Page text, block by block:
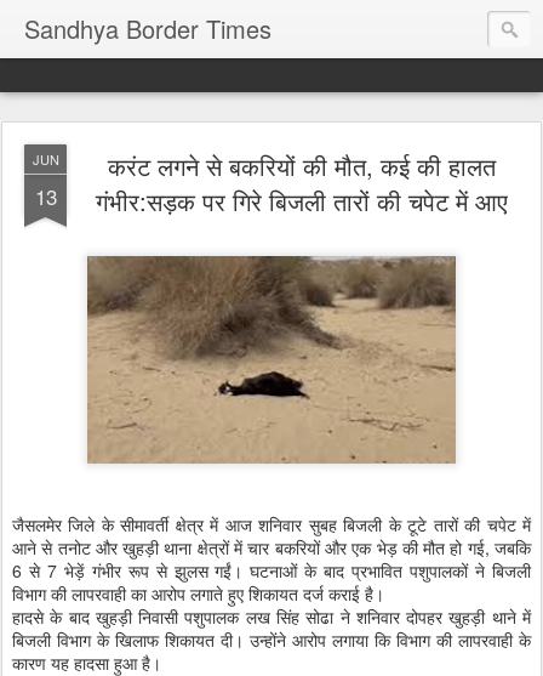
Sandhya Border Times
JUN
13
करंट लगने से बकरियों की मौत, कई की हालत
गंभीर:सड़क पर गिरे बिजली तारों की चपेट में आए
जैसलमेर जिले के सीमावर्ती क्षेत्र में आज शनिवार सुबह बिजली के टूटे तारों की चपेट में
आने से तनोट और खुहड़ी थाना क्षेत्रों में चार बकरियों और एक भेड़ की मौत हो गई, जबकि
6 से 7 भेड़ें गंभीर रूप से झुलस गईं। घटनाओं के बाद प्रभावित पशुपालकों ने बिजली
विभाग की लापरवाही का आरोप लगाते हुए शिकायत दर्ज कराई है।
हादसे के बाद खुहड़ी निवासी पशुपालक लख सिंह सोढा ने शनिवार दोपहर खुहड़ी थाने में
बिजली विभाग के खिलाफ शिकायत दी। उन्होंने आरोप लगाया कि विभाग की लापरवाही के
कारण यह हादसा हुआ है।